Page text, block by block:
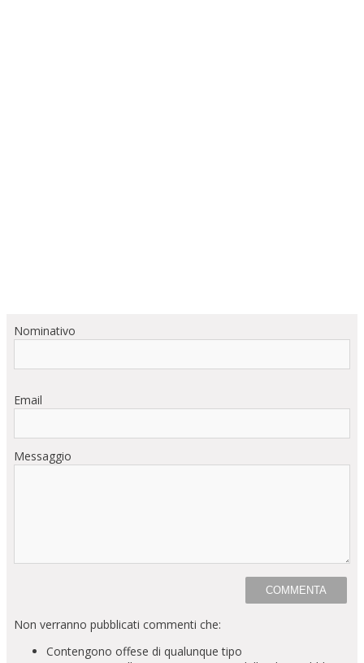
Nominativo
Email
Messaggio
Non verranno pubblicati commenti che:
Contengono offese di qualunque tipo